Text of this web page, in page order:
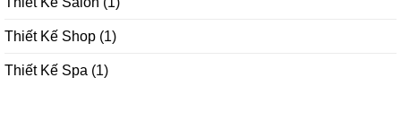
Thiết Kế Shop (1)
Thiết Kế Spa (1)